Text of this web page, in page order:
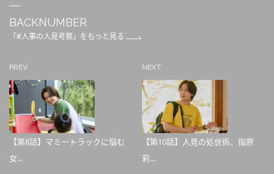
BACKNUMBER
「#人事の人見考察」をもっと見る
PREV
【第8話】マミートラックに悩む
女...
NEXT
【第10話】人見の処世術、指原
莉...